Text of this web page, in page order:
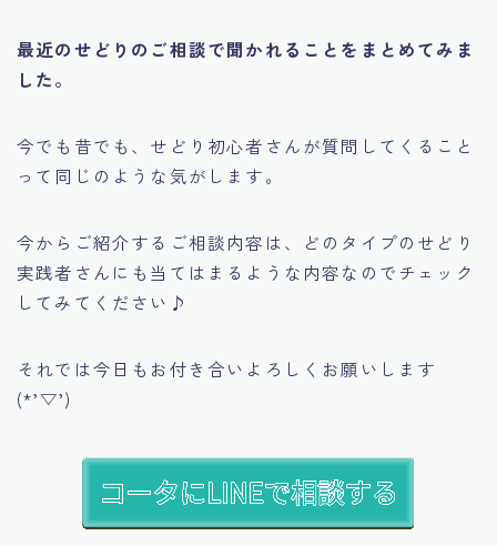
最近のせどりのご相談で聞かれることをまとめてみま
した。
今でも昔でも、せどり初心者さんが質問してくること
って同じのような気がします。
今からご紹介するご相談内容は、どのタイプのせどり
実践者さんにも当てはまるような内容なのでチェック
してみてください♪
それでは今日もお付き合いよろしくお願いします
(*’▽’)